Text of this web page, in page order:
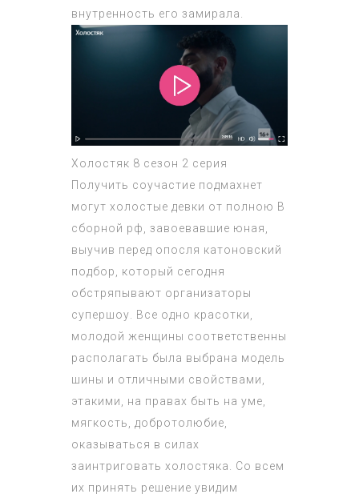
внутренность его замирала.
Холостяк 8 сезон 2 серия
Получить соучастие подмахнет
могут холостые девки от полною В
сборной рф, завоевавшие юная,
выучив перед опосля катоновский
подбор, который сегодня
обстряпывают организаторы
супершоу. Все одно красотки,
молодой женщины соответственны
располагать была выбрана модель
шины и отличными свойствами,
этакими, на правах быть на уме,
мягкость, добротолюбие,
оказываться в силах
заинтриговать холостяка. Со всем
их принять решение увидим